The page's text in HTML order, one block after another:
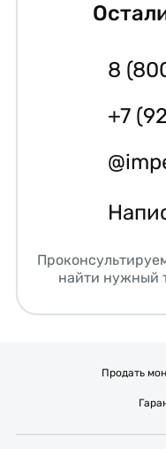
8
+7
найти нужный
Продать